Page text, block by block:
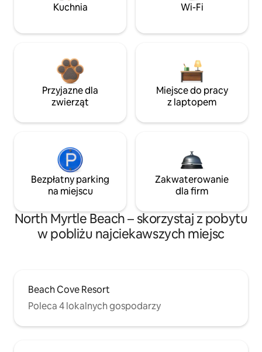
Kuchnia Wi-Fi
Przyjazne dla
zwierząt
Miejsce do pracy
z laptopem
Bezpłatny parking
na miejscu
Zakwaterowanie
dla firm
North Myrtle Beach – skorzystaj z pobytu
w pobliżu najciekawszych miejsc
Beach Cove Resort
Poleca 4 lokalnych gospodarzy